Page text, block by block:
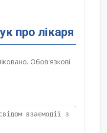
про лікаря
Обов'язкові